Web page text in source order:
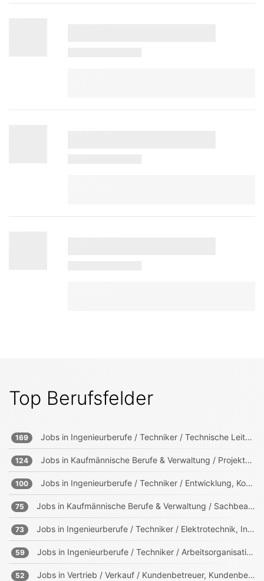
Top Berufsfelder
169 Jobs in Ingenieurberufe / Techniker / Technische Leitung, Projektleitung
124 Jobs in Kaufmännische Berufe & Verwaltung / Projektmanagement, Projektleitung
100 Jobs in Ingenieurberufe / Techniker / Entwicklung, Konstruktion, Produktmanagement
75 Jobs in Kaufmännische Berufe & Verwaltung / Sachbearbeitung und Verwaltung
73 Jobs in Ingenieurberufe / Techniker / Elektrotechnik, Informationstechnik, Mechatronik
59 Jobs in Ingenieurberufe / Techniker / Arbeitsorganisation, Prozessorganisation
52 Jobs in Vertrieb / Verkauf / Kundenbetreuer, Kundenberater